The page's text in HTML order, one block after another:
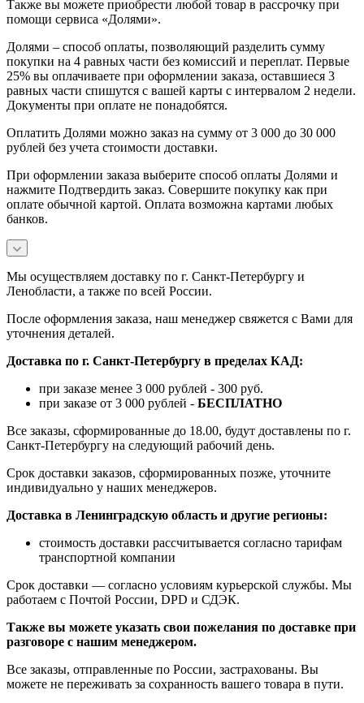
Также вы можете приобрести любой товар в рассрочку при
помощи сервиса «Долями».
Долями – способ оплаты, позволяющий разделить сумму
покупки на 4 равных части без комиссий и переплат. Первые
25% вы оплачиваете при оформлении заказа, оставшиеся 3
равных части спишутся с вашей карты с интервалом 2 недели.
Документы при оплате не понадобятся.
Оплатить Долями можно заказ на сумму от 3 000 до 30 000
рублей без учета стоимости доставки.
При оформлении заказа выберите способ оплаты Долями и
нажмите Подтвердить заказ. Совершите покупку как при
оплате обычной картой. Оплата возможна картами любых
банков.
Мы осуществляем доставку по г. Санкт-Петербургу и
Ленобласти, а также по всей России.
После оформления заказа, наш менеджер свяжется с Вами для
уточнения деталей.
Доставка по г. Санкт-Петербургу в пределах КАД:
при заказе менее 3 000 рублей - 300 руб.
при заказе от 3 000 рублей - БЕСПЛАТНО
Все заказы, сформированные до 18.00, будут доставлены по г.
Санкт-Петербургу на следующий рабочий день.
Срок доставки заказов, сформированных позже, уточните
индивидуально у наших менеджеров.
Доставка в Ленинградскую область и другие регионы:
стоимость доставки рассчитывается согласно тарифам
транспортной компании
Срок доставки — согласно условиям курьерской службы. Мы
работаем с Почтой России, DPD и СДЭК.
Также вы можете указать свои пожелания по доставке при
разговоре с нашим менеджером.
Все заказы, отправленные по России, застрахованы. Вы
можете не переживать за сохранность вашего товара в пути.